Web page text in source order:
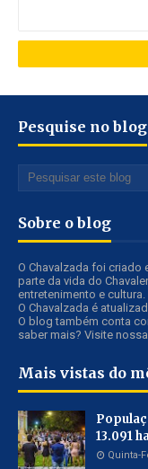
Pesquise no blog
Sobre o blog
O Chavalzada foi criado
parte da vida do
entretenimento e cultura.
O Chavalzada é
O blog também conta
saber mais? Visite
Mais vistas do
13.091
Quinta-